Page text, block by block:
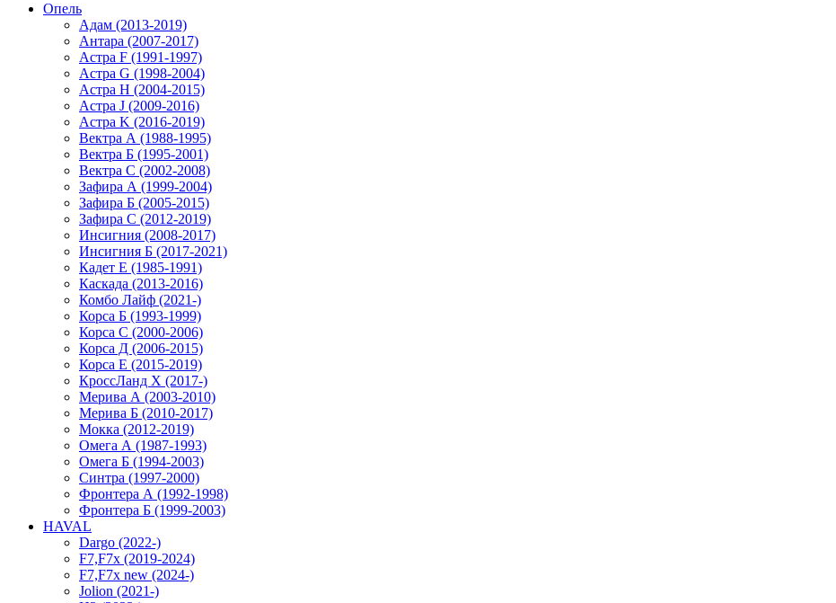
Опель
Адам (2013-2019)
Антара (2007-2017)
Астра F (1991-1997)
Астра G (1998-2004)
Астра H (2004-2015)
Астра J (2009-2016)
Астра K (2016-2019)
Вектра А (1988-1995)
Вектра Б (1995-2001)
Вектра С (2002-2008)
Зафира А (1999-2004)
Зафира Б (2005-2015)
Зафира С (2012-2019)
Инсигния (2008-2017)
Инсигния Б (2017-2021)
Кадет Е (1985-1991)
Каскада (2013-2016)
Комбо Лайф (2021-)
Корса Б (1993-1999)
Корса С (2000-2006)
Корса Д (2006-2015)
Корса E (2015-2019)
КроссЛанд X (2017-)
Мерива А (2003-2010)
Мерива Б (2010-2017)
Мокка (2012-2019)
Омега А (1987-1993)
Омега Б (1994-2003)
Синтра (1997-2000)
Фронтера А (1992-1998)
Фронтера Б (1999-2003)
HAVAL
Dargo (2022-)
F7,F7x (2019-2024)
F7,F7x new (2024-)
Jolion (2021-)